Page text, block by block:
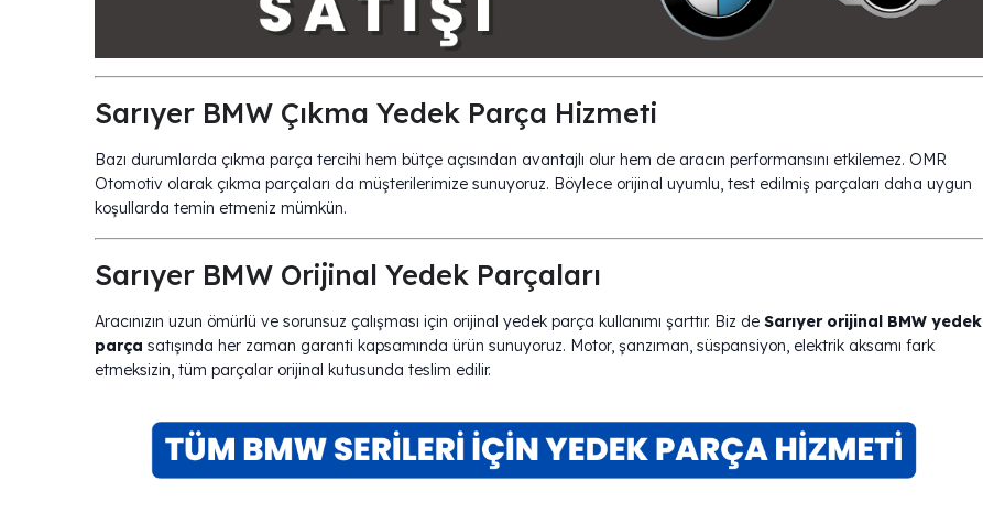
Sarıyer BMW Çıkma Yedek Parça Hizmeti
Bazı durumlarda çıkma parça tercihi hem bütçe açısından avantajlı olur hem de aracın performansını etkilemez. OMR
Otomotiv olarak çıkma parçaları da müşterilerimize sunuyoruz. Böylece orijinal uyumlu, test edilmiş parçaları daha uygun
koşullarda temin etmeniz mümkün.
Sarıyer BMW Orijinal Yedek Parçaları
Aracınızın uzun ömürlü ve sorunsuz çalışması için orijinal yedek parça kullanımı şarttır. Biz de Sarıyer orijinal BMW yedek
parça satışında her zaman garanti kapsamında ürün sunuyoruz. Motor, şanzıman, süspansiyon, elektrik aksamı fark
etmeksizin, tüm parçalar orijinal kutusunda teslim edilir.